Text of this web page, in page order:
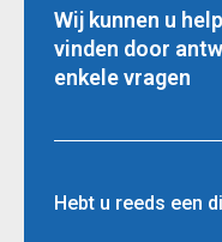
Wij kunnen u
vinden door
enkele vragen
Hebt u reeds een